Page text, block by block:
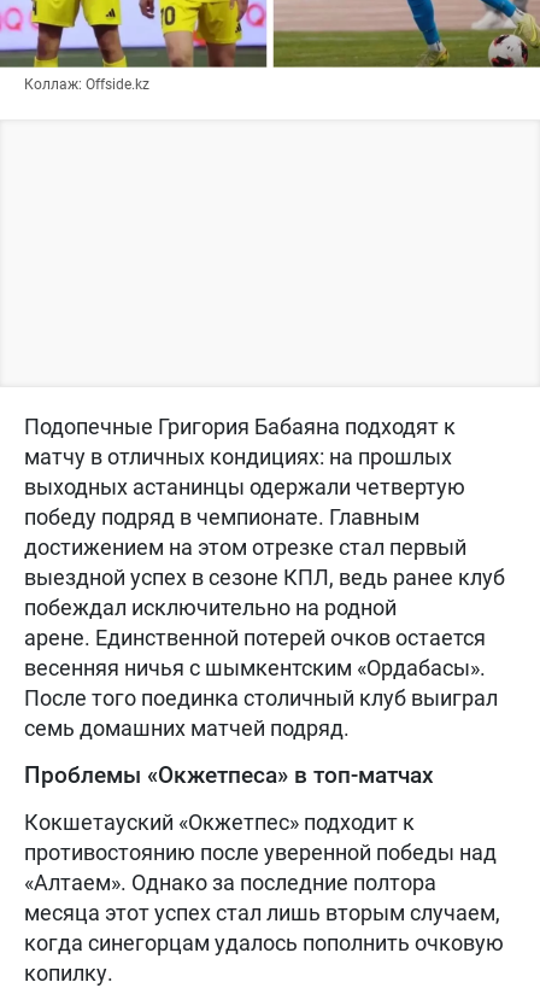
Коллаж: Offside.kz
Подопечные Григория Бабаяна подходят к
матчу в отличных кондициях: на прошлых
выходных астанинцы одержали четвертую
победу подряд в чемпионате. Главным
достижением на этом отрезке стал первый
выездной успех в сезоне КПЛ, ведь ранее клуб
побеждал исключительно на родной
арене. Единственной потерей очков остается
весенняя ничья с шымкентским «Ордабасы».
После того поединка столичный клуб выиграл
семь домашних матчей подряд.
Проблемы «Окжетпеса» в топ-матчах
Кокшетауский «Окжетпес» подходит к
противостоянию после уверенной победы над
«Алтаем». Однако за последние полтора
месяца этот успех стал лишь вторым случаем,
когда синегорцам удалось пополнить очковую
копилку.